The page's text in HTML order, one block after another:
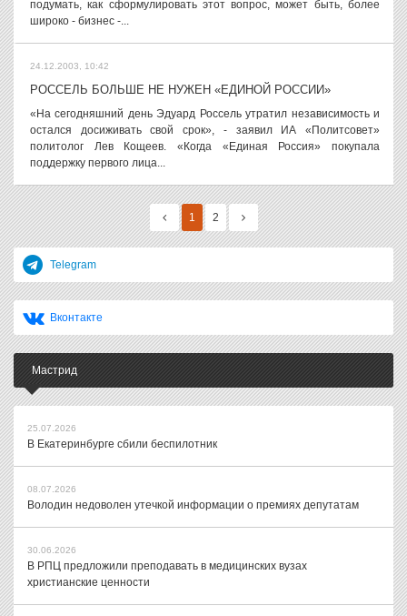
подумать, как сформулировать этот вопрос, может быть, более
широко - бизнес -...
24.12.2003, 10:42
РОССЕЛЬ БОЛЬШЕ НЕ НУЖЕН «ЕДИНОЙ РОССИИ»
«На сегодняшний день Эдуард Россель утратил независимость и
остался досиживать свой срок», - заявил ИА «Политсовет»
политолог Лев Кощеев. «Когда «Единая Россия» покупала
поддержку первого лица...
1 2
Telegram
Вконтакте
Мастрид
25.07.2026
В Екатеринбурге сбили беспилотник
08.07.2026
Володин недоволен утечкой информации о премиях депутатам
30.06.2026
В РПЦ предложили преподавать в медицинских вузах
христианские ценности